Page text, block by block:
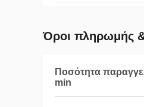
Όροι πληρωμής &
Ποσότητα
min